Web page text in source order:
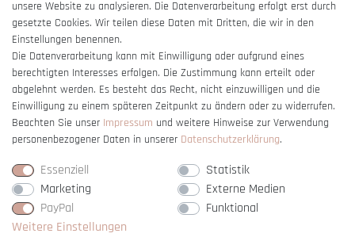
Vertrag widerrufen
unsere Website zu analysieren. Die Datenverarbeitung erfolgt erst durch
gesetzte Cookies. Wir teilen diese Daten mit Dritten, die wir in den
Einstellungen benennen.
Die Datenverarbeitung kann mit Einwilligung oder aufgrund eines
berechtigten Interesses erfolgen. Die Zustimmung kann erteilt oder
abgelehnt werden. Es besteht das Recht, nicht einzuwilligen und die
Einwilligung zu einem späteren Zeitpunkt zu ändern oder zu widerrufen.
Beachten Sie unser Impressum und weitere Hinweise zur Verwendung
personenbezogener Daten in unserer Daten­schutz­erklärung.
Essenziell
Statistik
Marketing
Externe Medien
PayPal
Funktional
Weitere Einstellungen